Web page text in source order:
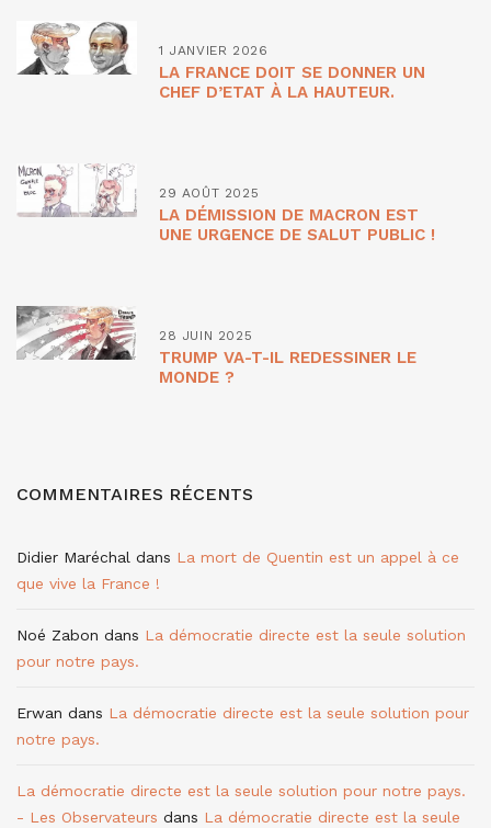
1 JANVIER 2026
LA FRANCE DOIT SE DONNER UN
CHEF D’ETAT À LA HAUTEUR.
29 AOÛT 2025
LA DÉMISSION DE MACRON EST
UNE URGENCE DE SALUT PUBLIC !
28 JUIN 2025
TRUMP VA-T-IL REDESSINER LE
MONDE ?
COMMENTAIRES RÉCENTS
Didier Maréchal dans La mort de Quentin est un appel à ce
que vive la France !
Noé Zabon dans La démocratie directe est la seule solution
pour notre pays.
Erwan dans La démocratie directe est la seule solution pour
notre pays.
La démocratie directe est la seule solution pour notre pays.
- Les Observateurs dans La démocratie directe est la seule